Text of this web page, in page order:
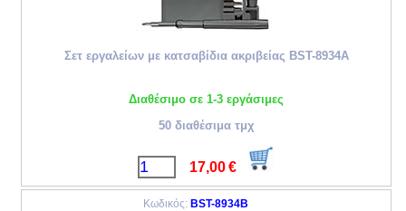
Σετ εργαλείων με κατσαβίδια ακριβείας BST-8934A
Διαθέσιμο σε 1-3 εργάσιμες
50 διαθέσιμα τμχ
17,00€
Κωδικός: BST-8934B